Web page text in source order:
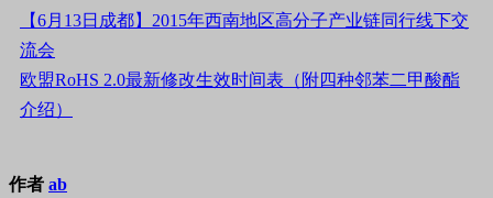
【6月13日成都】2015年西南地区高分子产业链同行线下交
流会
欧盟RoHS 2.0最新修改生效时间表（附四种邻苯二甲酸酯
介绍）
作者 ab